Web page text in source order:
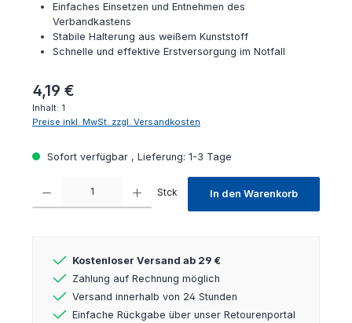
Einfaches Einsetzen und Entnehmen des
Verbandkastens
Stabile Halterung aus weißem Kunststoff
Schnelle und effektive Erstversorgung im Notfall
Regulärer Preis:
4,19 €
Inhalt: 1
Preise inkl. MwSt. zzgl. Versandkosten
Sofort verfügbar , Lieferung: 1-3 Tage
Produkt Anzahl: Gib den gewünschten Wert ein oder benutze die
Stck In den Warenkorb
Kostenloser Versand ab 29 €
Zahlung auf Rechnung möglich
Versand innerhalb von 24 Stunden
Einfache Rückgabe über unser Retourenportal